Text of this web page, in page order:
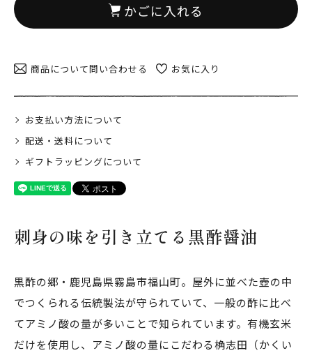
実店舗のご案内
ギフトラッピング
よくある質問
ログイン
特定商取引法表示
かごに入れる
商品について問い合わせる お気に入り
お支払い方法について
配送・送料について
ギフトラッピングについて
刺身の味を引き立てる黒酢醤油
黒酢の郷・鹿児島県霧島市福山町。屋外に並べた壺の中
でつくられる伝統製法が守られていて、一般の酢に比べ
てアミノ酸の量が多いことで知られています。有機玄米
だけを使用し、アミノ酸の量にこだわる桷志田（かくい